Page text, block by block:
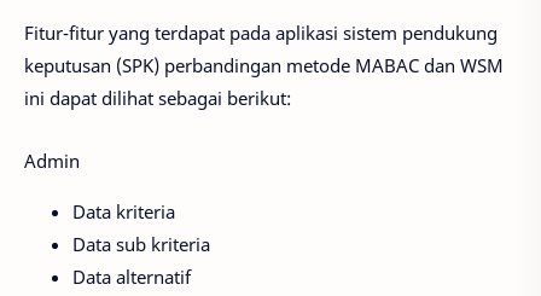
Fitur-fitur yang terdapat pada aplikasi sistem pendukung
keputusan (SPK) perbandingan metode MABAC dan WSM
ini dapat dilihat sebagai berikut:
Admin
Data kriteria
Data sub kriteria
Data alternatif